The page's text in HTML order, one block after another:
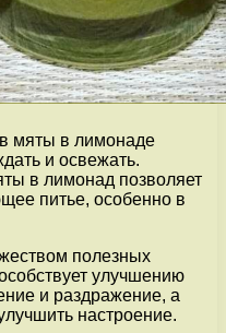
мяты в лимонаде
и освежать.
в лимонад позволяет
питье, особенно в
полезных
улучшению
и раздражение, а
настроение.